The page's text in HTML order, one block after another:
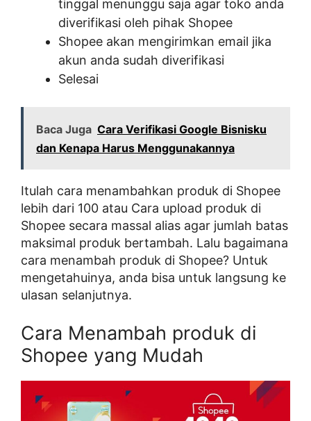
tinggal menunggu saja agar toko anda
diverifikasi oleh pihak Shopee
Shopee akan mengirimkan email jika
akun anda sudah diverifikasi
Selesai
Baca Juga Cara Verifikasi Google Bisnisku
dan Kenapa Harus Menggunakannya
Itulah cara menambahkan produk di Shopee
lebih dari 100 atau Cara upload produk di
Shopee secara massal alias agar jumlah batas
maksimal produk bertambah. Lalu bagaimana
cara menambah produk di Shopee? Untuk
mengetahuinya, anda bisa untuk langsung ke
ulasan selanjutnya.
Cara Menambah produk di
Shopee yang Mudah